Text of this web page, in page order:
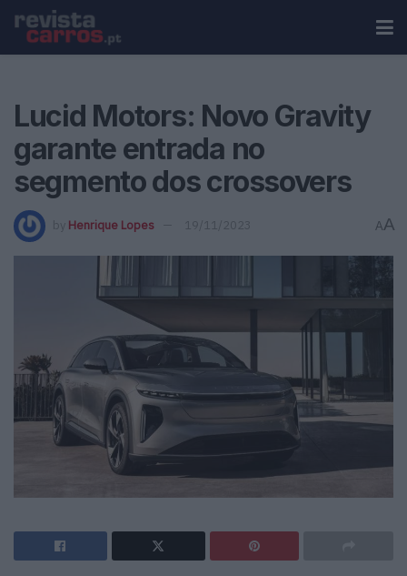
Lucid Motors: Novo Gravity
garante entrada no
segmento dos crossovers
by Henrique Lopes 19/11/2023 AA